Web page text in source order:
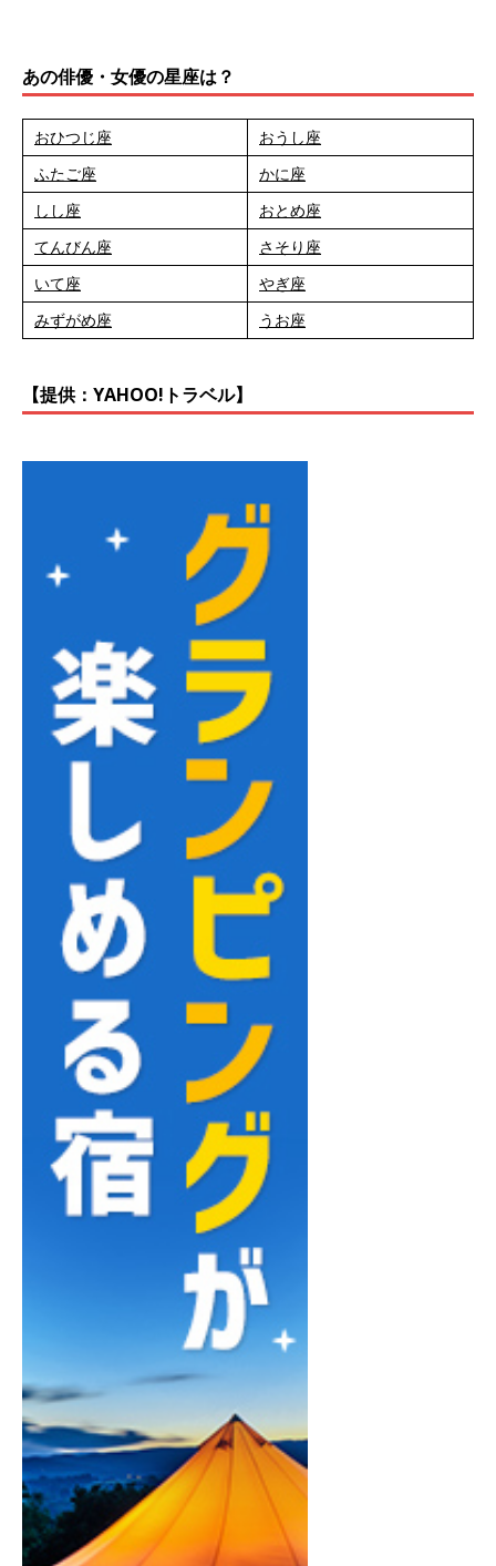
あの俳優・女優の星座は？
おひつじ座
おうし座
ふたご座
かに座
しし座
おとめ座
てんびん座
さそり座
いて座
やぎ座
みずがめ座
うお座
【提供：YAHOO!トラベル】